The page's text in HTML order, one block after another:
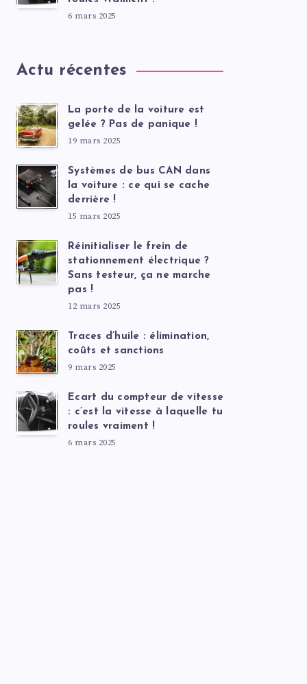
6 mars 2025
Actu récentes
La porte de la voiture est
gelée ? Pas de panique !
19 mars 2025
Systèmes de bus CAN dans
la voiture : ce qui se cache
derrière !
15 mars 2025
Réinitialiser le frein de
stationnement électrique ?
Sans testeur, ça ne marche
pas !
12 mars 2025
Traces d’huile : élimination,
coûts et sanctions
9 mars 2025
Ecart du compteur de vitesse
: c’est la vitesse à laquelle tu
roules vraiment !
6 mars 2025